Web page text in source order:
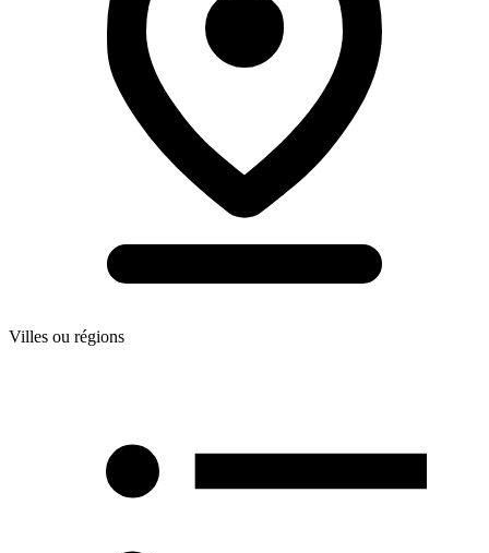
Villes ou régions